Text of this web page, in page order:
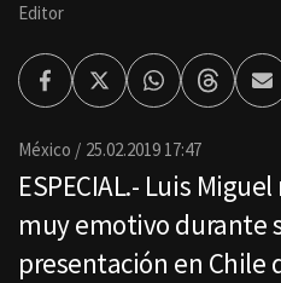
Editor
FacebookTwitterWhatsappThreads
por
México 25.02.2019 17:47
ESPECIAL.- Luis
muy emotivo durante
presentación en Chile